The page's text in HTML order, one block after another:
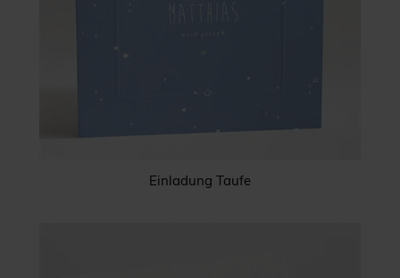
Einladung Taufe